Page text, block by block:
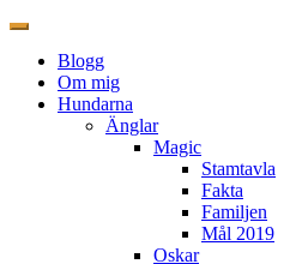
Blogg
Om mig
Hundarna
Änglar
Magic
Stamtavla
Fakta
Familjen
Mål 2019
Oskar